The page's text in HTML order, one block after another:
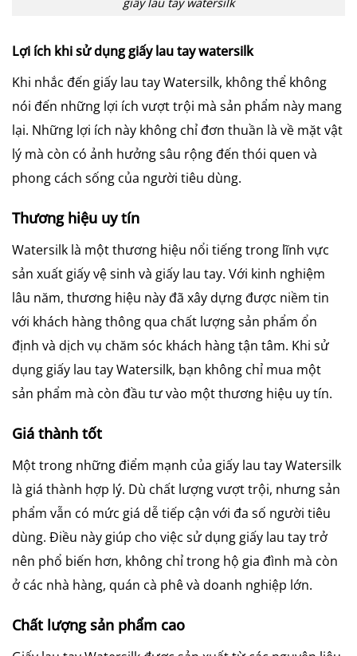
Lợi ích khi sử dụng giấy lau tay watersilk
Khi nhắc đến giấy lau tay Watersilk, không thể không
nói đến những lợi ích vượt trội mà sản phẩm này mang
lại. Những lợi ích này không chỉ đơn thuần là về mặt vật
lý mà còn có ảnh hưởng sâu rộng đến thói quen và
phong cách sống của người tiêu dùng.
Thương hiệu uy tín
Watersilk là một thương hiệu nổi tiếng trong lĩnh vực
sản xuất giấy vệ sinh và giấy lau tay. Với kinh nghiệm
lâu năm, thương hiệu này đã xây dựng được niềm tin
với khách hàng thông qua chất lượng sản phẩm ổn
định và dịch vụ chăm sóc khách hàng tận tâm. Khi sử
dụng giấy lau tay Watersilk, bạn không chỉ mua một
sản phẩm mà còn đầu tư vào một thương hiệu uy tín.
Giá thành tốt
Một trong những điểm mạnh của giấy lau tay Watersilk
là giá thành hợp lý. Dù chất lượng vượt trội, nhưng sản
phẩm vẫn có mức giá dễ tiếp cận với đa số người tiêu
dùng. Điều này giúp cho việc sử dụng giấy lau tay trở
nên phổ biến hơn, không chỉ trong hộ gia đình mà còn
ở các nhà hàng, quán cà phê và doanh nghiệp lớn.
Chất lượng sản phẩm cao